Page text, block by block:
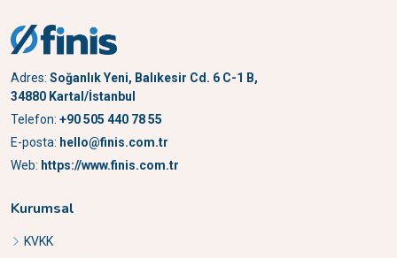
Adres: Soğanlık Yeni, Balıkesir Cd. 6 C-1 B,
34880 Kartal/İstanbul
Telefon: +90 505 440 78 55
E-posta: hello@finis.com.tr
Web: https://www.finis.com.tr
Kurumsal
KVKK